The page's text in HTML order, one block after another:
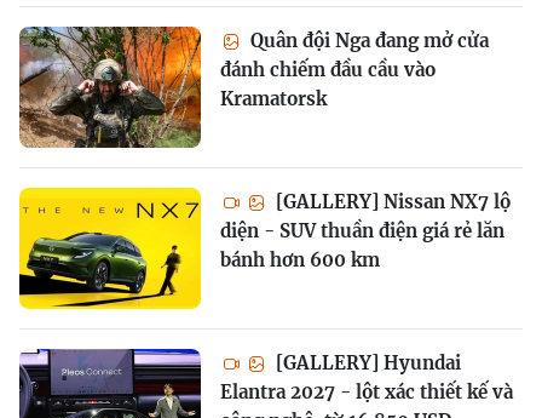
Quân đội Nga đang mở cửa
đánh chiếm đầu cầu vào
Kramatorsk
[GALLERY] Nissan NX7 lộ
diện - SUV thuần điện giá rẻ lăn
bánh hơn 600 km
[GALLERY] Hyundai
Elantra 2027 - lột xác thiết kế và